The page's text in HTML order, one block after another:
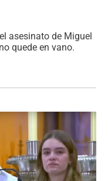
asesinato de Miguel
quede en vano.